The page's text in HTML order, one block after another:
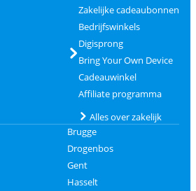
Zakelijke cadeaubonnen
Bedrijfswinkels
Digisprong
Bring Your Own Device
Cadeauwinkel
Affiliate programma
Alles over zakelijk
Brugge
Drogenbos
Gent
Hasselt